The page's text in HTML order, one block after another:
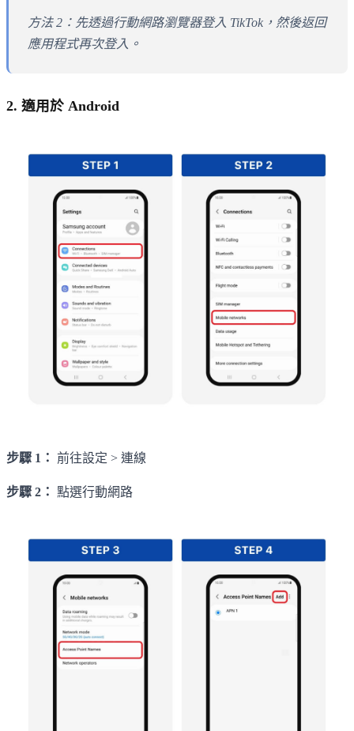
方法 2：先透過行動網路瀏覽器登入 TikTok，然後返回
應用程式再次登入。
2. 適用於 Android
步驟 1： 前往設定 > 連線
步驟 2： 點選行動網路